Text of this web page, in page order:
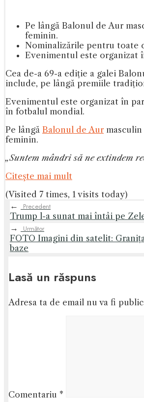
Pe lângă Balonul de Aur
feminin.
Nominalizările pentru toate
Evenimentul este organizat
Cea de-a 69-a ediție a galei
include, pe lângă premiile
Evenimentul este organizat în
în fotbalul mondial.
Pe lângă Balonul de Aur
feminin.
„Suntem mândri să ne extindem
Citeşte mai mult
(Visited 7 times, 1 visits today)
←
Precedent
Trump l-a sunat mai întâi pe
→
Următor
FOTO Imagini din satelit:
baze
Lasă un răspuns
Adresa ta de email nu va fi
Comentariu *